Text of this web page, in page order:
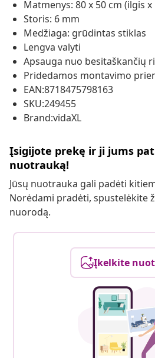
Matmenys: 80 x 50 cm (ilgis
Storis: 6 mm
Medžiaga: grūdintas stiklas
Lengva valyti
Apsauga nuo besitaškančių
Pridedamos montavimo
EAN:8718475798163
SKU:249455
Brand:vidaXL
Įsigijote prekę ir ji jums
nuotrauką!
Jūsų nuotrauka gali padėti
Norėdami pradėti, spustelėkite
nuorodą.
Įkelkite